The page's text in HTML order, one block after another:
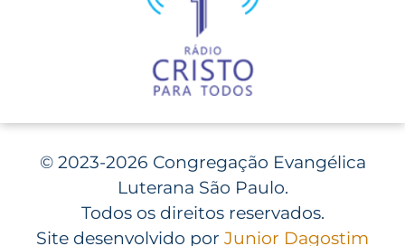
©2023-2026 Congregação Evangélica
Luterana São Paulo.
Todos os direitos reservados.
Site desenvolvido por Junior Dagostim